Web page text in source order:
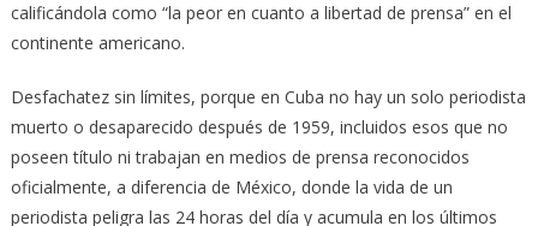
calificándola como “la peor en cuanto a libertad de prensa” en el
continente americano.
Desfachatez sin límites, porque en Cuba no hay un solo periodista
muerto o desaparecido después de 1959, incluidos esos que no
poseen título ni trabajan en medios de prensa reconocidos
oficialmente, a diferencia de México, donde la vida de un
periodista peligra las 24 horas del día y acumula en los últimos